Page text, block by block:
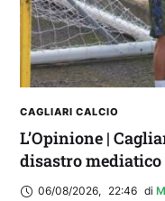
CAGLIARI CALCIO
L’Opinione |
disastro mediatico
06/08/2026, 22:46 di